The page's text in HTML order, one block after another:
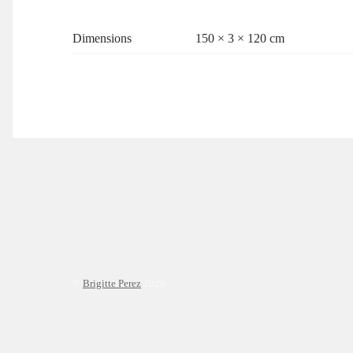
Dimensions 150 × 3 × 120 cm
Brigitte Perez